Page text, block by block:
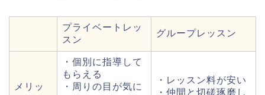
プライベートレッ
スン
グループレッスン
メリッ
・個別に指導して
もらえる
・周りの目が気に
・レッスン料が安い
・仲間と切磋琢磨し